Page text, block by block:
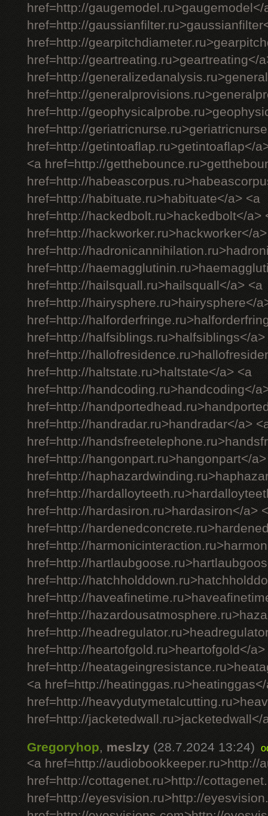
href=http://gaugemodel.ru>gaugemodel</
href=http://
href=http://
href=http://geartreating.ru>geartreating</
href=http://
href=http://
href=http://
href=http://
href=http://getintoaflap.ru>getintoaflap</
<a href=http://
href=http://
href=http://habituate.ru>habituate</a> <a
href=http://hackedbolt.ru>hackedbolt</a>
href=http://hackworker.ru>hackworker</
href=http://
href=http://
href=http://hailsquall.ru>hailsquall</a> <a
href=http://hairysphere.ru>hairysphere</
href=http://
href=http://halfsiblings.ru>halfsiblings</a>
href=http://
href=http://haltstate.ru>haltstate</a> <a
href=http://handcoding.ru>handcoding</
href=http://
href=http://handradar.ru>handradar</a>
href=http://
href=http://hangonpart.ru>hangonpart</
href=http://
href=http://
href=http://hardasiron.ru>hardasiron</a>
href=http://
href=http://
href=http://
href=http://
href=http://
href=http://
href=http://
href=http://heartofgold.ru>heartofgold</a>
href=http://
<a href=http://
href=http://
href=http://jacketedwall.ru>jacketedwall</
Gregoryhop, meslzy (28.7.2024 13:24)
<a href=http://audiobookkeeper.ru>http://
href=http://cottagenet.ru>http://
href=http://eyesvision.ru>http://